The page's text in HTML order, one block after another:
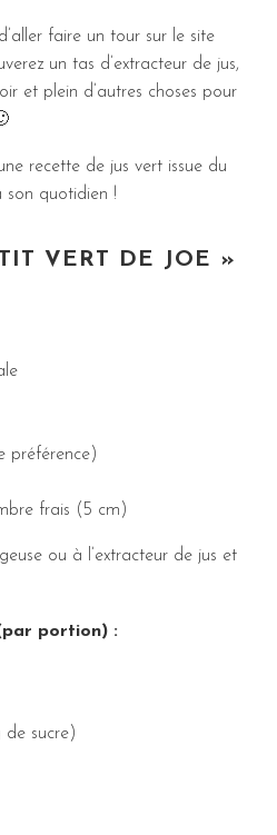
faire un tour sur le site
un tas d’extracteur de jus,
et plein d’autres choses pour
recette de jus vert issue du
quotidien !
VERT DE JOE »
préférence)
frais (5 cm)
ou à l’extracteur de jus et
portion) :
sucre)